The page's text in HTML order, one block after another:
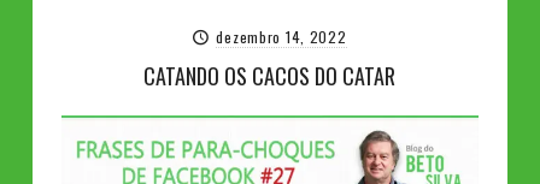
dezembro 14, 2022
CATANDO OS CACOS DO CATAR